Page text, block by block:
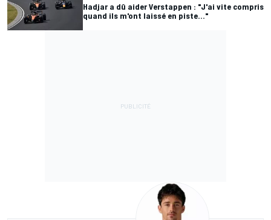
Hadjar a dû aider Verstappen : "J'ai vite compris
quand ils m'ont laissé en piste..."